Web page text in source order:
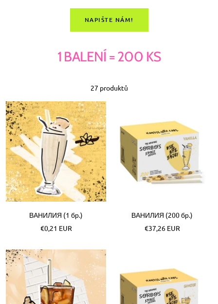
NAPIŠTE NÁM!
1 BALENÍ = 200 KS
27 produktů
ВАНИЛИЯ (1 бр.)
Akční
€0,21 EUR
ВАНИЛИЯ (200 бр.)
Akční
€37,26 EUR